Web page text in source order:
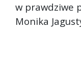
w prawdziwe
Monika